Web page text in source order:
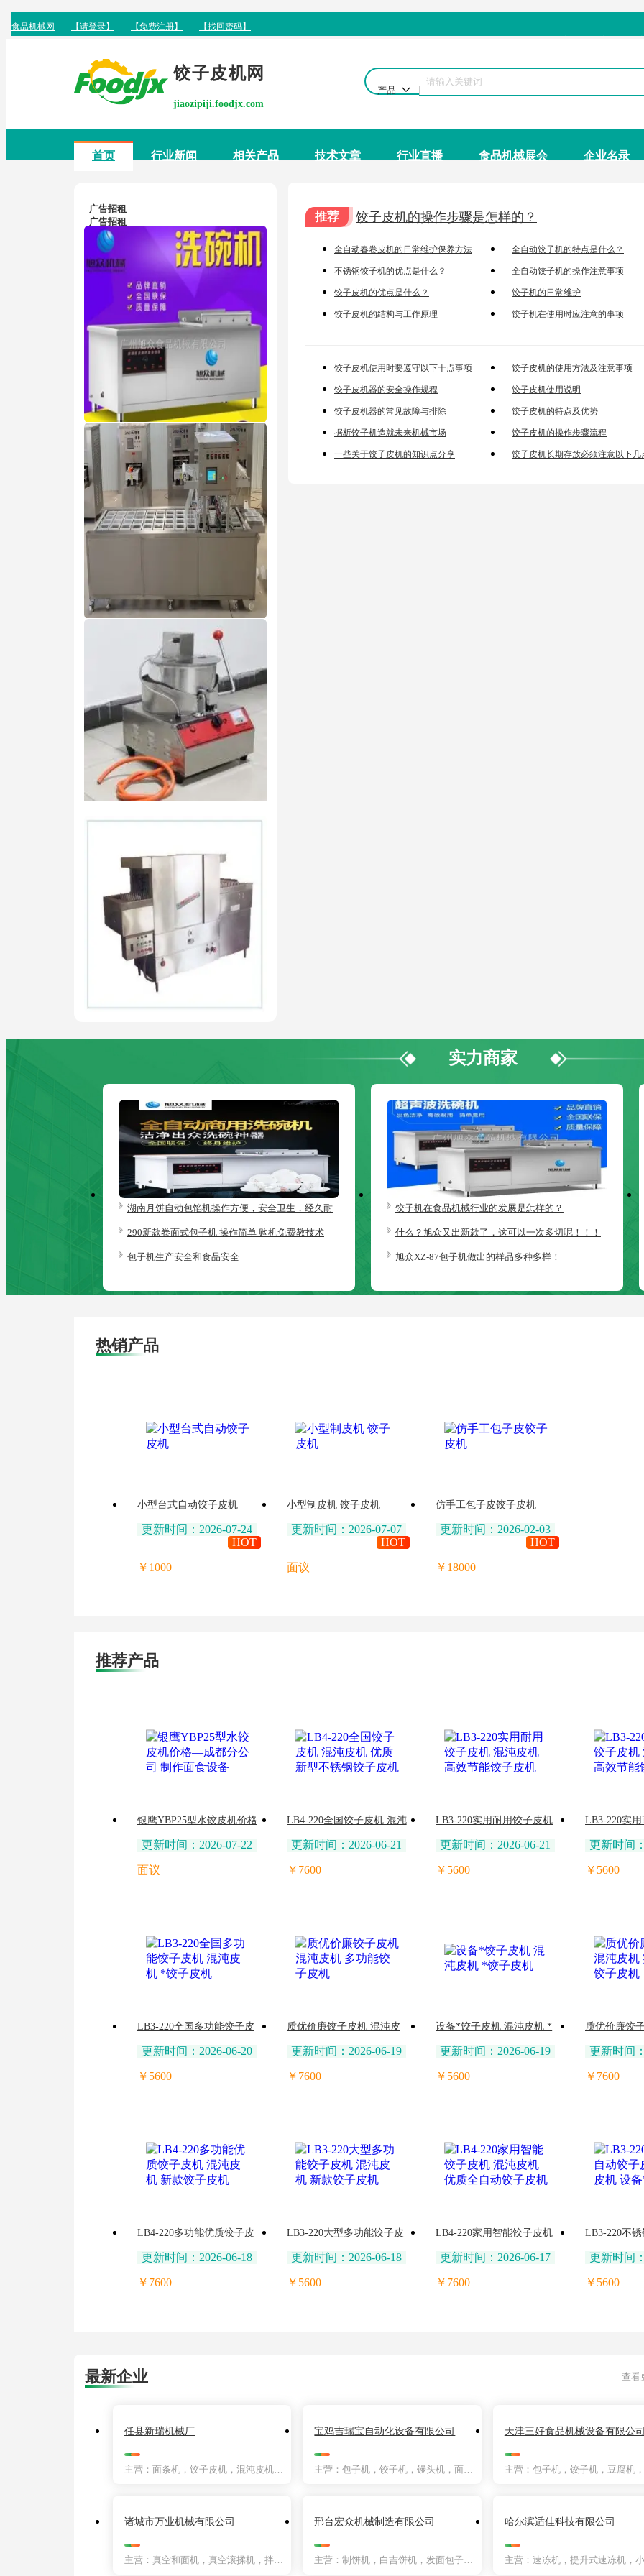
饺子皮机网
jiaozipiji.foodjx.com
产品
首页 行业新闻 相关产品 技术文章 行业直播 食品机械展会 企业名录
广告招租
广告招租
广告招租
广告招租
推荐 饺子皮机的操作步骤是怎样的？
全自动春卷皮机的日常维护保养方法 全自动饺子机的特点是什么？
不锈钢饺子机的优点是什么？ 全自动饺子机的操作注意事项
饺子皮机的优点是什么？ 饺子机的日常维护
饺子皮机的结构与工作原理 饺子机在使用时应注意的事项
饺子皮机使用时要遵守以下十点事项 饺子皮机的使用方法及注意事项
饺子皮机器的安全操作规程 饺子皮机使用说明
饺子皮机器的常见故障与排除 饺子皮机的特点及优势
据析饺子机造就未来机械市场 饺子皮机的操作步骤流程
一些关于饺子皮机的知识点分享 饺子皮机长期存放必须注意以下几
实力商家
湖南月饼自动包馅机操作方便，安全卫生，经久耐
290新款卷面式包子机 操作简单 购机免费教技术
包子机生产安全和食品安全
饺子机在食品机械行业的发展是怎样的？
什么？旭众又出新款了，这可以一次多切呢！！！
旭众XZ-87包子机做出的样品多种多样！
热销产品
小型台式自动饺子皮机
更新时间：2026-07-24
HOT
￥1000
小型制皮机 饺子皮机
更新时间：2026-07-07
HOT
面议
仿手工包子皮饺子皮机
更新时间：2026-02-03
HOT
￥18000
推荐产品
银鹰YBP25型水饺皮机价格
备
更新时间：2026-07-22
面议
LB4-220全国饺子皮机 混沌
皮机
更新时间：2026-06-21
￥7600
LB3-220实用耐用饺子皮机
机
更新时间：2026-06-21
￥5600
LB3-220实
机
更新时间
￥5600
LB3-220全国多功能饺子皮
更新时间：2026-06-20
￥5600
质优价廉饺子皮机 混沌皮
更新时间：2026-06-19
￥7600
设备*饺子皮机 混沌皮机 *
更新时间：2026-06-19
￥5600
质优价廉饺
更新时间
￥7600
LB4-220多功能优质饺子皮
更新时间：2026-06-18
￥7600
LB3-220大型多功能饺子皮
更新时间：2026-06-18
￥5600
LB4-220家用智能饺子皮机
皮机
更新时间：2026-06-17
￥7600
LB3-220不
机
更新时间
￥5600
最新企业 查看
任县新瑞机械厂
主营：面条机，饺子皮机，混沌皮机，拌面机
宝鸡吉瑞宝自动化设备有限公司
主营：包子机，饺子机，馒头机，面条机
天津三好食品机械设备有限公
诸城市万业机械有限公司
主营：真空和面机，真空滚揉机，拌馅机，切菜机，单饼机，去泡机，毛棍清洗机
邢台宏众机械制造有限公司
主营：制饼机，白吉饼机，发面包子皮机，口福饼机，压饼机，打饼机，馕饼机，披萨饼机
哈尔滨适佳科技有限公司